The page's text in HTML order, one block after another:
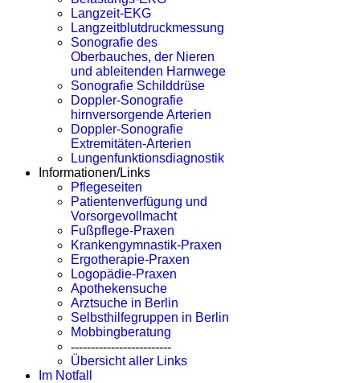
Langzeit-EKG
Langzeitblutdruckmessung
Sonografie des
Oberbauches, der Nieren
und ableitenden Harnwege
Sonografie Schilddrüse
Doppler-Sonografie
hirnversorgende Arterien
Doppler-Sonografie
Extremitäten-Arterien
Lungenfunktionsdiagnostik
Informationen/Links
Pflegeseiten
Patientenverfügung und
Vorsorgevollmacht
Fußpflege-Praxen
Krankengymnastik-Praxen
Ergotherapie-Praxen
Logopädie-Praxen
Apothekensuche
Arztsuche in Berlin
Selbsthilfegruppen in Berlin
Mobbingberatung
-------------------------
Übersicht aller Links
Im Notfall